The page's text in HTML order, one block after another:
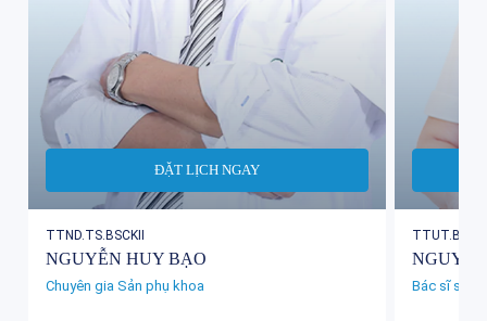
ĐẶT LỊCH NGAY
TTND.TS.BSCKII
NGUYỄN HUY BẠO
Chuyên gia Sản phụ khoa Bác sĩ sản